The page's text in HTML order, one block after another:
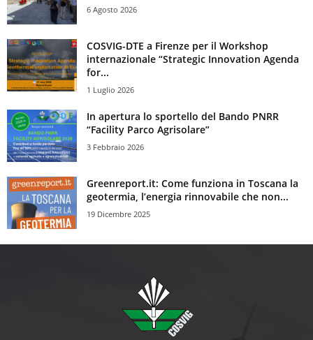
6 Agosto 2026
COSVIG-DTE a Firenze per il Workshop
internazionale “Strategic Innovation Agenda
for...
1 Luglio 2026
In apertura lo sportello del Bando PNRR
“Facility Parco Agrisolare”
3 Febbraio 2026
Greenreport.it: Come funziona in Toscana la
geotermia, l’energia rinnovabile che non...
19 Dicembre 2025